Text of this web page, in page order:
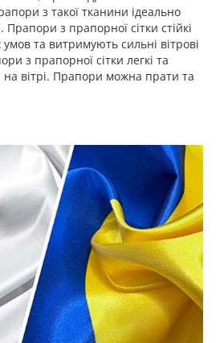
з такої тканини ідеально
Прапори з прапорної сітки стійкі
та витримують сильні вітрові
з прапорної сітки легкі та
вітрі. Прапори можна прати та